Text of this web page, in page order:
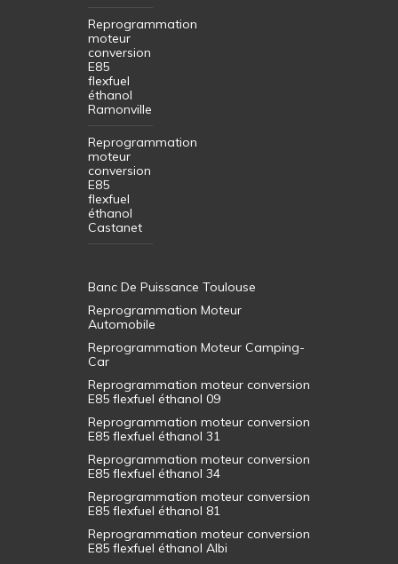
Reprogrammation
moteur
conversion
E85
flexfuel
éthanol
Ramonville
Reprogrammation
moteur
conversion
E85
flexfuel
éthanol
Castanet
Banc De Puissance Toulouse
Reprogrammation Moteur
Automobile
Reprogrammation Moteur Camping-
Car
Reprogrammation moteur conversion
E85 flexfuel éthanol 09
Reprogrammation moteur conversion
E85 flexfuel éthanol 31
Reprogrammation moteur conversion
E85 flexfuel éthanol 34
Reprogrammation moteur conversion
E85 flexfuel éthanol 81
Reprogrammation moteur conversion
E85 flexfuel éthanol Albi